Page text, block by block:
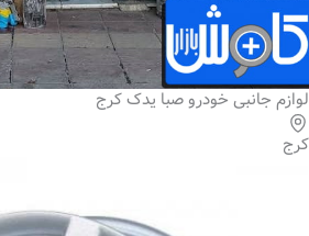
لوازم جانبی خودرو صبا یدک کرج
کرج